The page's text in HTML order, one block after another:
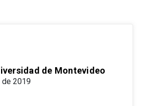
de Montevideo
de 2019